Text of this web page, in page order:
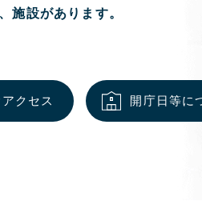
施設があります。
クセス 開庁日等に